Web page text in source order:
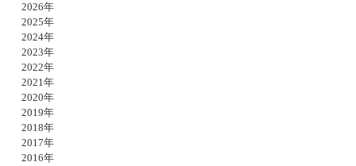
2026年
2025年
2024年
2023年
2022年
2021年
2020年
2019年
2018年
2017年
2016年